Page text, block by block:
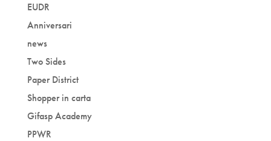
EUDR
Anniversari
news
Two Sides
Paper District
Shopper in carta
Gifasp Academy
PPWR